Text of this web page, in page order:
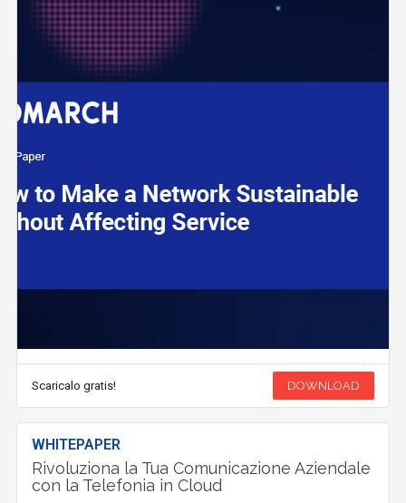
Scaricalo gratis! DOWNLOAD
WHITEPAPER
Rivoluziona la Tua Comunicazione Aziendale
con la Telefonia in Cloud